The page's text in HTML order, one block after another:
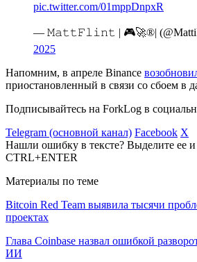
pic.twitter.com/01mppDnpxR
— 𝙼𝚊𝚝𝚝𝙵𝚕𝚒𝚗𝚝 | 🎮🚀®️|
2025
Напомним, в апреле Binance
приостановленный в связи со сбоем в
Подписывайтесь на ForkLog в
Telegram (основной канал) Facebook X
Нашли ошибку в тексте? Выделите ее
CTRL+ENTER
Материалы по теме
Bitcoin Red Team выявила тысячи
проектах
Глава Coinbase назвал ошибкой
ИИ